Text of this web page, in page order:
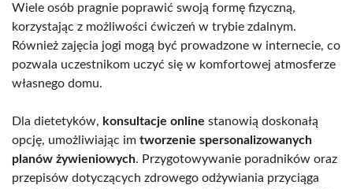
Wiele osób pragnie poprawić swoją formę fizyczną,
korzystając z możliwości ćwiczeń w trybie zdalnym.
Również zajęcia jogi mogą być prowadzone w internecie, co
pozwala uczestnikom uczyć się w komfortowej atmosferze
własnego domu.
Dla dietetyków, konsultacje online stanowią doskonałą
opcję, umożliwiając im tworzenie spersonalizowanych
planów żywieniowych. Przygotowywanie poradników oraz
przepisów dotyczących zdrowego odżywiania przyciąga